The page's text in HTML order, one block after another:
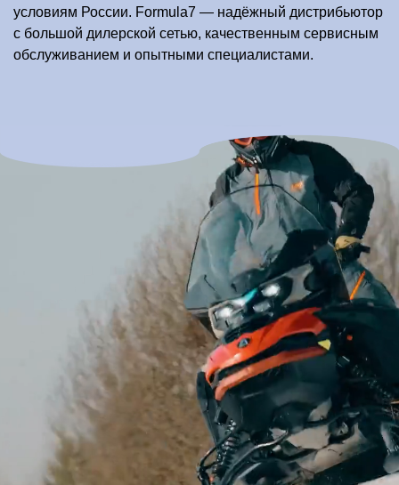
условиям России. Formula7 — надёжный дистрибьютор
с большой дилерской сетью, качественным сервисным
обслуживанием и опытными специалистами.